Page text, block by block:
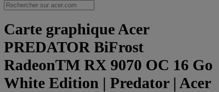
Carte graphique Acer
PREDATOR BiFrost
RadeonTM RX 9070 OC 16 Go
White Edition | Predator | Acer